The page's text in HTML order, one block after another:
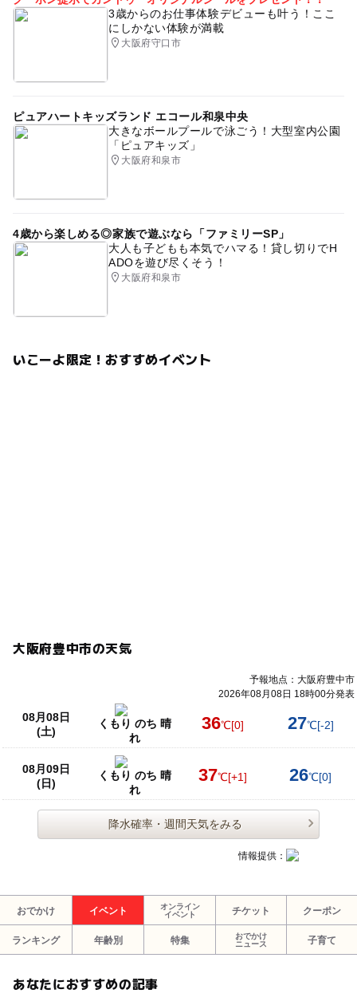
3歳からのお仕事体験デビューも叶う！ここ
にしかない体験が満載
大阪府守口市
ピュアハートキッズランド エコール和泉中央
大きなボールプールで泳ごう！大型室内公園
「ピュアキッズ」
大阪府和泉市
4歳から楽しめる◎家族で遊ぶなら「ファミリーSP」
大人も子どもも本気でハマる！貸し切りでH
ADOを遊び尽くそう！
大阪府和泉市
いこーよ限定！おすすめイベント
大阪府豊中市の天気
予報地点：大阪府豊中市
2026年08月08日 18時00分発表
08月08日
(土)
くもり のち 晴
れ
36℃[0] 27℃[-2]
08月09日
(日)
くもり のち 晴
れ
37℃[+1] 26℃[0]
降水確率・週間天気をみる
情報提供：
おでかけ イベント
オンライン
イベント
チケット クーポン
ランキング 年齢別 特集
おでかけ
ニュース
子育て
あなたにおすすめの記事